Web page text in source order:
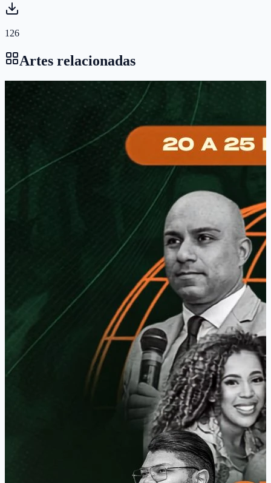
126
Artes relacionadas